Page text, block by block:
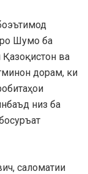
Шумо ба
Қазоқистон ва
дорам, ки
низ ба
саломатии